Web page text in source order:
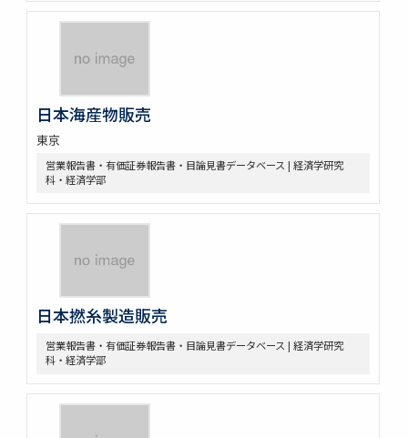
日本海産物販売
東京
営業報告書・有価証券報告書・目論見書データベース | 経済学研究
科・経済学部
日本撚糸製造販売
営業報告書・有価証券報告書・目論見書データベース | 経済学研究
科・経済学部